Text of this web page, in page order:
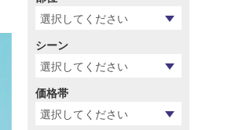
シーン
価格帯